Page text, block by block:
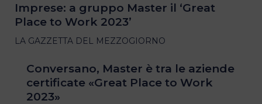
Imprese: a gruppo Master il ‘Great
Place to Work 2023’
LA GAZZETTA DEL MEZZOGIORNO
Conversano, Master è tra le aziende
certificate «Great Place to Work
2023»